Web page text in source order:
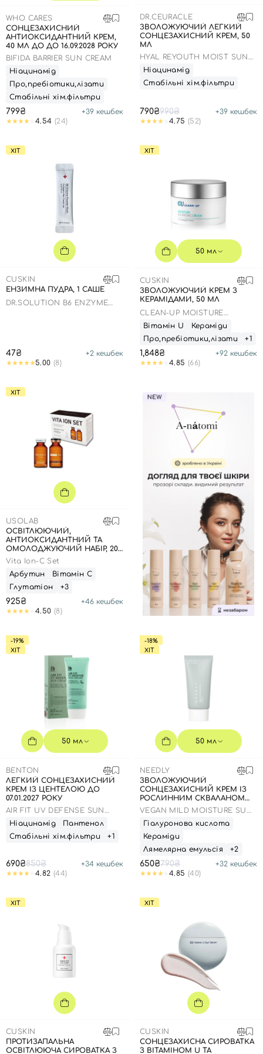
Креми для тіла з SPF
Мініатюри
Карбоксітерапія
Бʼюті гаджети
Автозасмага
Шия і декольте
Для дітей
Спеціальний догляд
Для дітей
Для чоловіків
Дезодоранти
Засоби для інтимної гігієни
Автозасмага для тіла
WHO CARES
СОНЦЕЗАХИСНИЙ
АНТИОКСИДАНТНИЙ КРЕМ,
40 МЛ ДО ДО 16.09.2028 РОКУ
BIFIDA BARRIER SUN CREAM
Ніацинамід
Про,пребіотики,лізати
Стабільні хім.фільтри
799₴ +39 кешбек
4.54 (24)
DR.CEURACLE
ЗВОЛОЖУЮЧИЙ ЛЕГКИЙ
СОНЦЕЗАХИСНИЙ КРЕМ, 50
МЛ
HYAL REYOUTH MOIST SUN
SPF 50/PA++++
Ніацинамід
Стабільні хім.фільтри
790₴990₴ +39 кешбек
4.75 (52)
ХІТ
CUSKIN
ЕНЗИМНА ПУДРА, 1 САШЕ
DR.SOLUTION B6 ENZYME
47₴ +2 кешбек
5.00 (8)
ХІТ
50 мл
CUSKIN
ЗВОЛОЖУЮЧИЙ КРЕМ З
КЕРАМІДАМИ, 50 МЛ
CLEAN-UP MOISTURE
BALANCING CREAM
Вітамін U
Кераміди
Про,пребіотики,лізати
+1
1,848₴ +92 кешбек
4.85 (66)
ХІТ
USOLAB
ОСВІТЛЮЮЧИЙ,
АНТИОКСИДАНТНИЙ ТА
ОМОЛОДЖУЮЧИЙ НАБІР, 20
МЛ + 1,5 Г
Vita Ion-C Set
Арбутин
Вітамін С
Глутатіон
+3
925₴ +46 кешбек
4.50 (8)
-19%
ХІТ
50 мл
BENTON
ЛЕГКИЙ СОНЦЕЗАХИСНИЙ
КРЕМ ІЗ ЦЕНТЕЛОЮ ДО
07.01.2027 РОКУ
AIR FIT UV DEFENSE SUN
CREAM SPF50
Ніацинамід
Пантенол
Стабільні хім.фільтри
+1
690₴850₴ +34 кешбек
4.82 (44)
-18%
ХІТ
50 мл
NEEDLY
ЗВОЛОЖУЮЧИЙ
СОНЦЕЗАХИСНИЙ КРЕМ ІЗ
РОСЛИННИМ СКВАЛАНОМ
ДО 23.03.2027 50 МЛ
VEGAN MILD MOISTURE SUN
SPF 50+ PA++++
Гіалуронова кислота
Кераміди
Лямелярна емульсія
+2
650₴790₴ +32 кешбек
4.85 (40)
ХІТ
CUSKIN
ПРОТИЗАПАЛЬНА
ОСВІТЛЮЮЧА СИРОВАТКА З
ХІТ
CUSKIN
СОНЦЕЗАХИСНА СИРОВАТКА
З ВІТАМІНОМ U ТА